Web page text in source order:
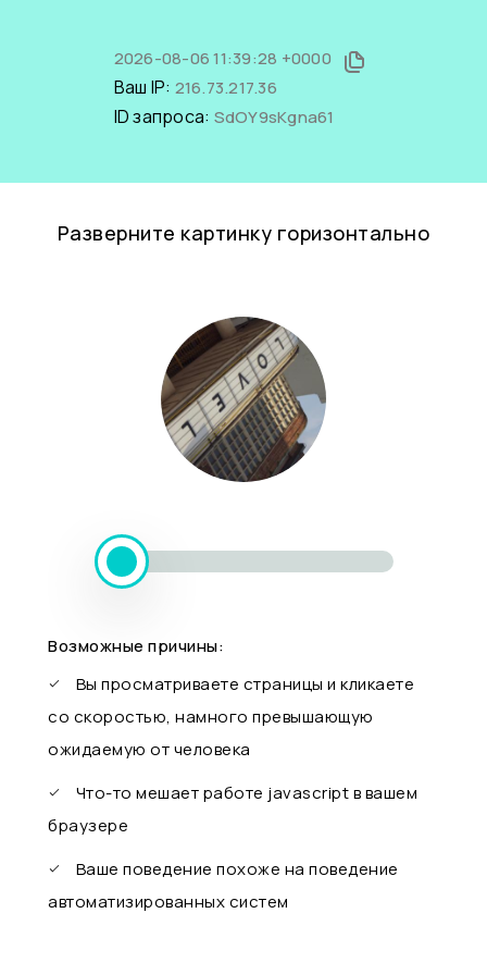
2026-08-06 11:39:28 +0000
Ваш IP: 216.73.217.36
ID запроса: SdOY9sKgna61
Разверните картинку горизонтально
Возможные причины:
Вы просматриваете страницы и кликаете
со скоростью, намного превышающую
ожидаемую от человека
Что-то мешает работе javascript в вашем
браузере
Ваше поведение похоже на поведение
автоматизированных систем